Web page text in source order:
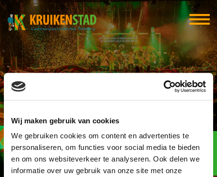
Wij maken gebruik van cookies
We gebruiken cookies om content en advertenties te
personaliseren, om functies voor social media te bieden
en om ons websiteverkeer te analyseren. Ook delen we
informatie over uw gebruik van onze site met onze
Jos Heeren
Sportprijzen
Elf-elf
over
97